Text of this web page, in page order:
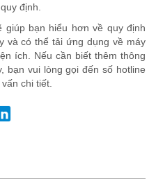
định.
giúp bạn hiểu hơn về quy định
và có thể tải ứng dụng về máy
ích. Nếu cần biết thêm thông
bạn vui lòng gọi đến số hotline
chi tiết.